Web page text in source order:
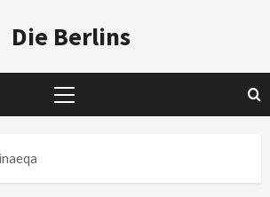
Die Berlins
Primary